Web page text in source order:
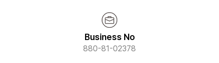
Business No
880-81-02378